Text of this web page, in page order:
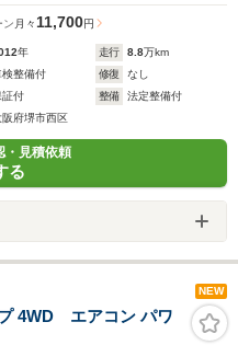
ン 月々 11,700円
年 走行 8.8万km
検整備付 修復
なし
証付 整備
法定整備付
阪府堺市西区
・見積依頼
る
NEW
4WD エアコン パワ